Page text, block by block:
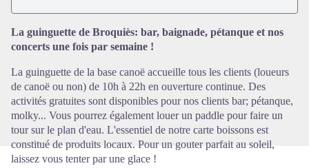
La guinguette de Broquiès: bar, baignade, pétanque et nos
concerts une fois par semaine !
La guinguette de la base canoë accueille tous les clients (loueurs
de canoë ou non) de 10h à 22h en ouverture continue. Des
activités gratuites sont disponibles pour nos clients bar; pétanque,
molky... Vous pourrez également louer un paddle pour faire un
tour sur le plan d'eau. L'essentiel de notre carte boissons est
constitué de produits locaux. Pour un gouter parfait au soleil,
laissez vous tenter par une glace !